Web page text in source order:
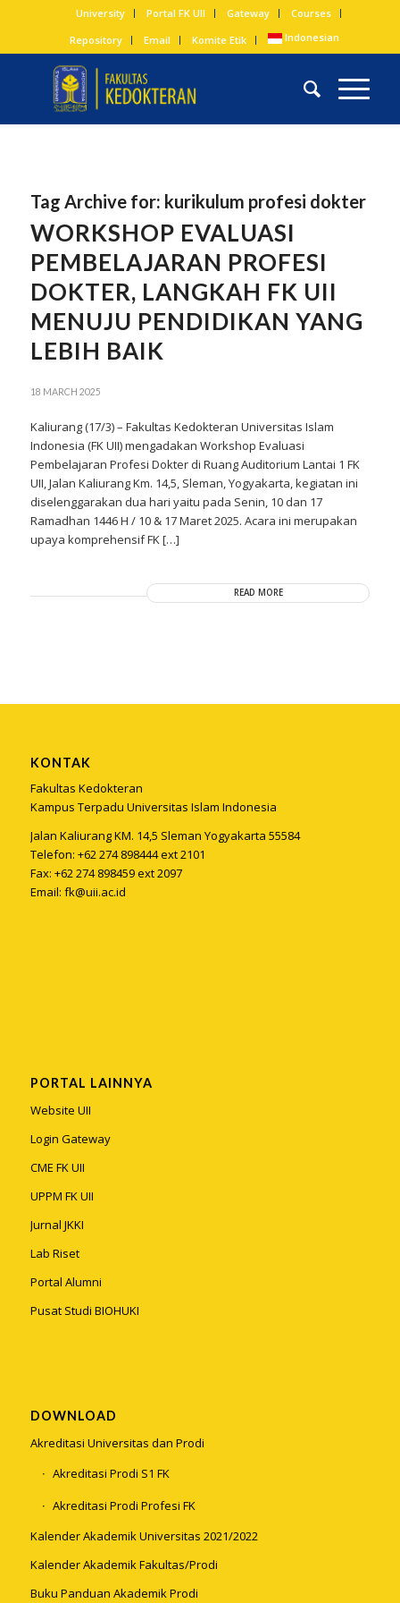
University Portal FK UII Gateway
Courses
Repository
Email Komite Etik Indonesian
Tag Archive for: kurikulum profesi dokter
WORKSHOP EVALUASI
PEMBELAJARAN PROFESI
DOKTER, LANGKAH FK UII
MENUJU PENDIDIKAN YANG
LEBIH BAIK
18 MARCH 2025
Kaliurang (17/3) – Fakultas Kedokteran Universitas Islam
Indonesia (FK UII) mengadakan Workshop Evaluasi
Pembelajaran Profesi Dokter di Ruang Auditorium Lantai 1 FK
UII, Jalan Kaliurang Km. 14,5, Sleman, Yogyakarta, kegiatan ini
diselenggarakan dua hari yaitu pada Senin, 10 dan 17
Ramadhan 1446 H / 10 & 17 Maret 2025. Acara ini merupakan
upaya komprehensif FK […]
READ MORE
KONTAK
Fakultas Kedokteran
Kampus Terpadu Universitas Islam Indonesia
Jalan Kaliurang KM. 14,5 Sleman Yogyakarta 55584
Telefon: +62 274 898444 ext 2101
Fax: +62 274 898459 ext 2097
Email: fk@uii.ac.id
PORTAL LAINNYA
Website UII
Login Gateway
CME FK UII
UPPM FK UII
Jurnal JKKI
Lab Riset
Portal Alumni
Pusat Studi BIOHUKI
DOWNLOAD
Akreditasi Universitas dan Prodi
Akreditasi Prodi S1 FK
Akreditasi Prodi Profesi FK
Kalender Akademik Universitas 2021/2022
Kalender Akademik Fakultas/Prodi
Buku Panduan Akademik Prodi